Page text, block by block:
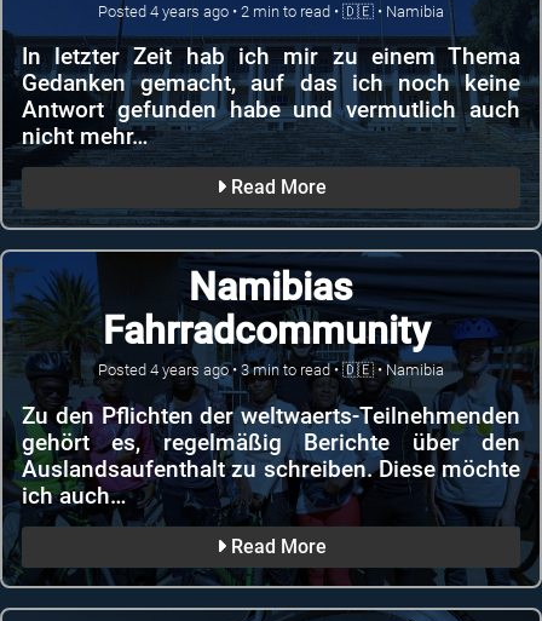
Posted 4 years ago • 2 min to read • 🇩🇪 • Namibia
In letzter Zeit hab ich mir zu einem Thema
Gedanken gemacht, auf das ich noch keine
Antwort gefunden habe und vermutlich auch
nicht mehr…
Read More
Namibias
Fahrradcommunity
Posted 4 years ago• 3min to read •🇩🇪•Namibia
Zu den Pflichten der weltwaerts-Teilnehmenden
gehört es, regelmäßig Berichte über den
Auslandsaufenthalt zu schreiben. Diese möchte
ich auch…
Read More